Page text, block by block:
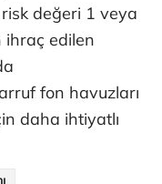
değeri 1 veya
ihraç edilen
fon havuzları
daha ihtiyatlı